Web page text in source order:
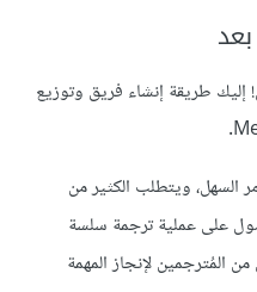
طريقة إنشاء فريق وتوزيع
السهل، ويتطلب الكثير من
على عملية ترجمة سلسة
المُترجمين لإنجاز المهمة